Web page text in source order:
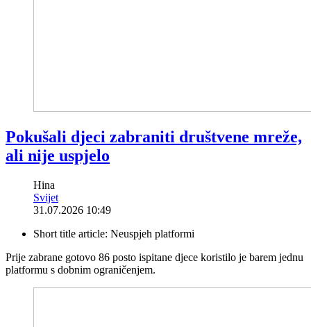
Pokušali djeci zabraniti društvene mreže,
ali nije uspjelo
Hina
Svijet
31.07.2026 10:49
Short title article: Neuspjeh platformi
Prije zabrane gotovo 86 posto ispitane djece koristilo je barem jednu
platformu s dobnim ograničenjem.